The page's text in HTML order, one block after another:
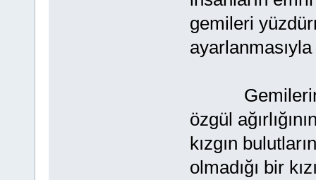
gemileri
Gemilerin
özgül
kızgın
olmadığı bir